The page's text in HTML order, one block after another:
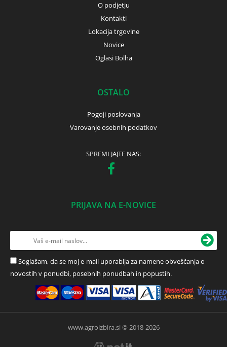
O podjetju
Kontakti
Lokacija trgovine
Novice
Oglasi Bolha
OSTALO
Pogoji poslovanja
Varovanje osebnih podatkov
SPREMLJAJTE NAS:
PRIJAVA NA E-NOVICE
Soglašam, da se moj e-mail uporablja za namene obveščanja o
novostih v ponudbi, posebnih ponudbah in popustih.
www.agroizbira.si © 2018-2026